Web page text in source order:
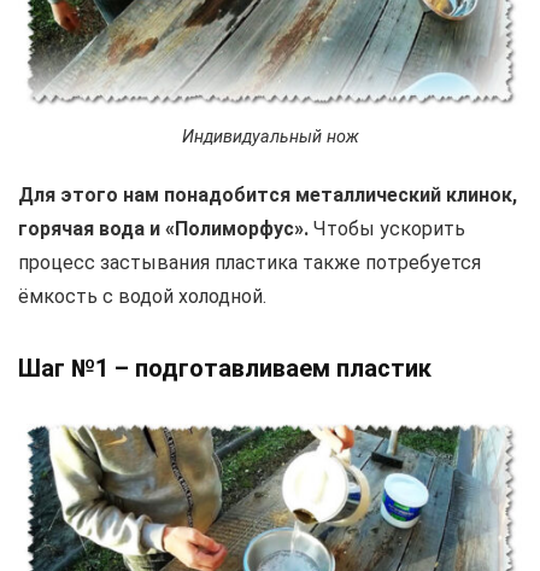
Индивидуальный нож
Для этого нам понадобится металлический клинок,
горячая вода и «Полиморфус». Чтобы ускорить
процесс застывания пластика также потребуется
ёмкость с водой холодной.
Шаг №1 – подготавливаем пластик